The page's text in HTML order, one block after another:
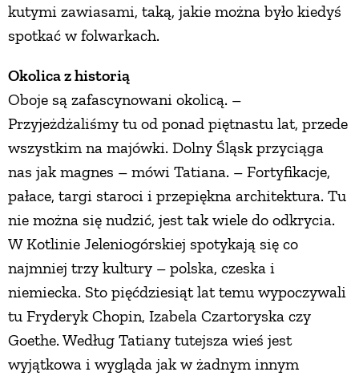
kutymi zawiasami, taką, jakie można było kiedyś
spotkać w folwarkach.
Okolica z historią
Oboje są zafascynowani okolicą. –
Przyjeżdżaliśmy tu od ponad piętnastu lat, przede
wszystkim na majówki. Dolny Śląsk przyciąga
nas jak magnes – mówi Tatiana. – Fortyfikacje,
pałace, targi staroci i przepiękna architektura. Tu
nie można się nudzić, jest tak wiele do odkrycia.
W Kotlinie Jeleniogórskiej spotykają się co
najmniej trzy kultury – polska, czeska i
niemiecka. Sto pięćdziesiąt lat temu wypoczywali
tu Fryderyk Chopin, Izabela Czartoryska czy
Goethe. Według Tatiany tutejsza wieś jest
wyjątkowa i wygląda jak w żadnym innym